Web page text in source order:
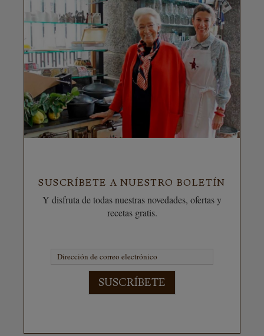
SUSCRÍBETE A NUESTRO BOLETÍN
Y disfruta de todas nuestras novedades, ofertas y
recetas gratis.
SUSCRÍBETE